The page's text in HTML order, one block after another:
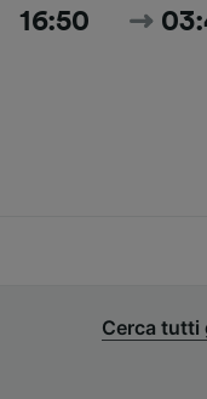
16:50
Cerca tutti